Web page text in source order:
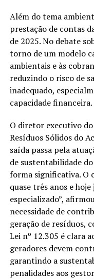
Além do tema
prestação de contas
de 2025. No debate
torno de um modelo
ambientais e às
reduzindo o risco de
inadequado,
capacidade financeira.
O diretor executivo
Resíduos Sólidos do
saída passa pela
de sustentabilidade
forma significativa. O
quase três anos e
especializado”,
necessidade de
geração de resíduos,
Lei nº 12.305 é clara
geradores devem
garantindo a
penalidades aos